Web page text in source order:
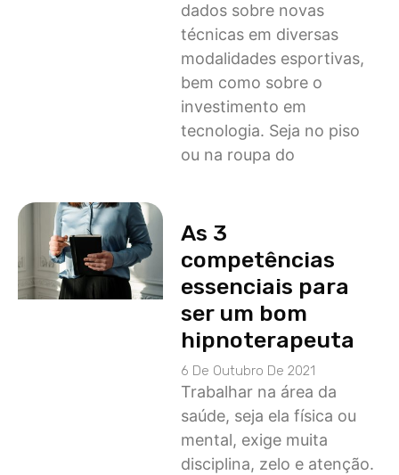
dados sobre novas
técnicas em diversas
modalidades esportivas,
bem como sobre o
investimento em
tecnologia. Seja no piso
ou na roupa do
As 3
competências
essenciais para
ser um bom
hipnoterapeuta
6 De Outubro De 2021
Trabalhar na área da
saúde, seja ela física ou
mental, exige muita
disciplina, zelo e atenção.